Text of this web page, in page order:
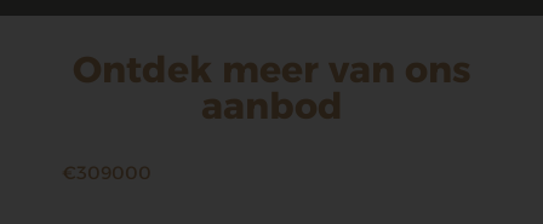
Ontdek meer van ons
aanbod
€309000